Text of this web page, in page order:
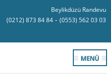
Beylikdüzü Randevu
(0212) 873 84 84 - (0553) 562 03 03